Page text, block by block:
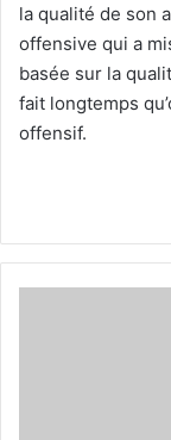
la qualité de son
offensive qui a
basée sur la
fait longtemps
offensif.